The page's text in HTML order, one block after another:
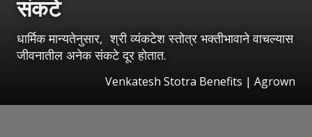
संकटे
धार्मिक मान्यतेनुसार, श्री व्यंकटेश स्तोत्र भक्तीभावाने वाचल्यास
जीवनातील अनेक संकटे दूर होतात.
Venkatesh Stotra Benefits | Agrown